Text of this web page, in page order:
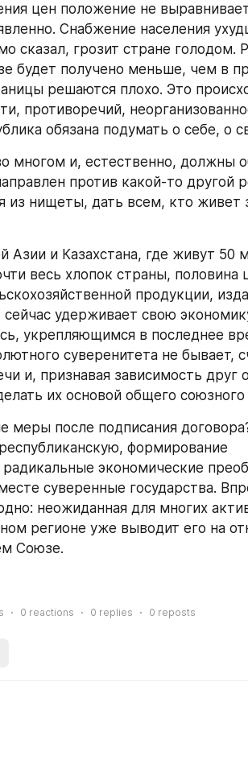
цен положение не
Снабжение населения
сказал, грозит стране голодом.
будет получено меньше, чем в
решаются плохо. Это
противоречий,
обязана подумать о себе, о
многом и, естественно, должны
против какой-то другой
из нищеты, дать всем, кто живет
Азии и Казахстана, где живут 50
весь хлопок страны, половина
продукции,
сейчас удерживает свою
укрепляющимся в последнее
суверенитета не бывает,
и, признавая зависимость друг
их основой общего
меры после подписания
формирование
экономические
суверенные государства.
неожиданная для многих
регионе уже выводит его на
Союзе.
0 reactions 0 replies 0 reposts